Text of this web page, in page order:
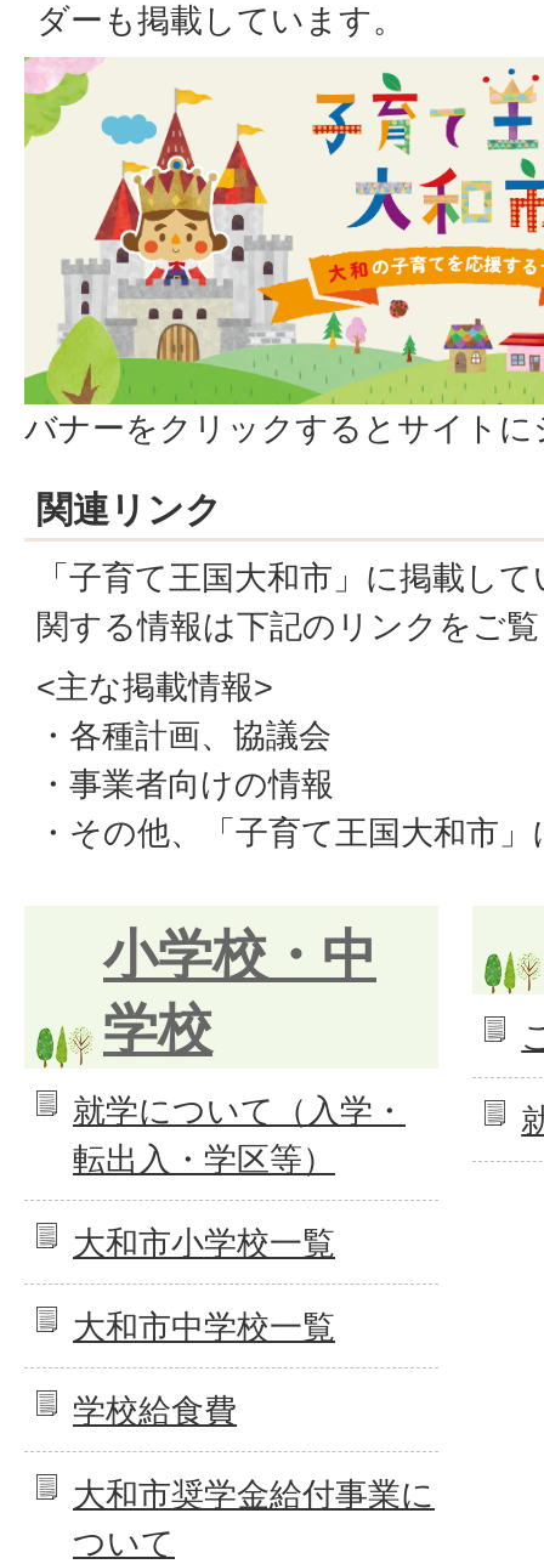
ダーも掲載しています。
バナーをクリックするとサイト
関連リンク
「子育て王国大和市」に掲載し
関する情報は下記のリンクをご
<主な掲載情報>
・各種計画、協議会
・事業者向けの情報
・その他、「子育て王国大和市
小学校・中
学校
就学について（入学・
転出入・学区等）
大和市小学校一覧
大和市中学校一覧
学校給食費
大和市奨学金給付事業に
ついて